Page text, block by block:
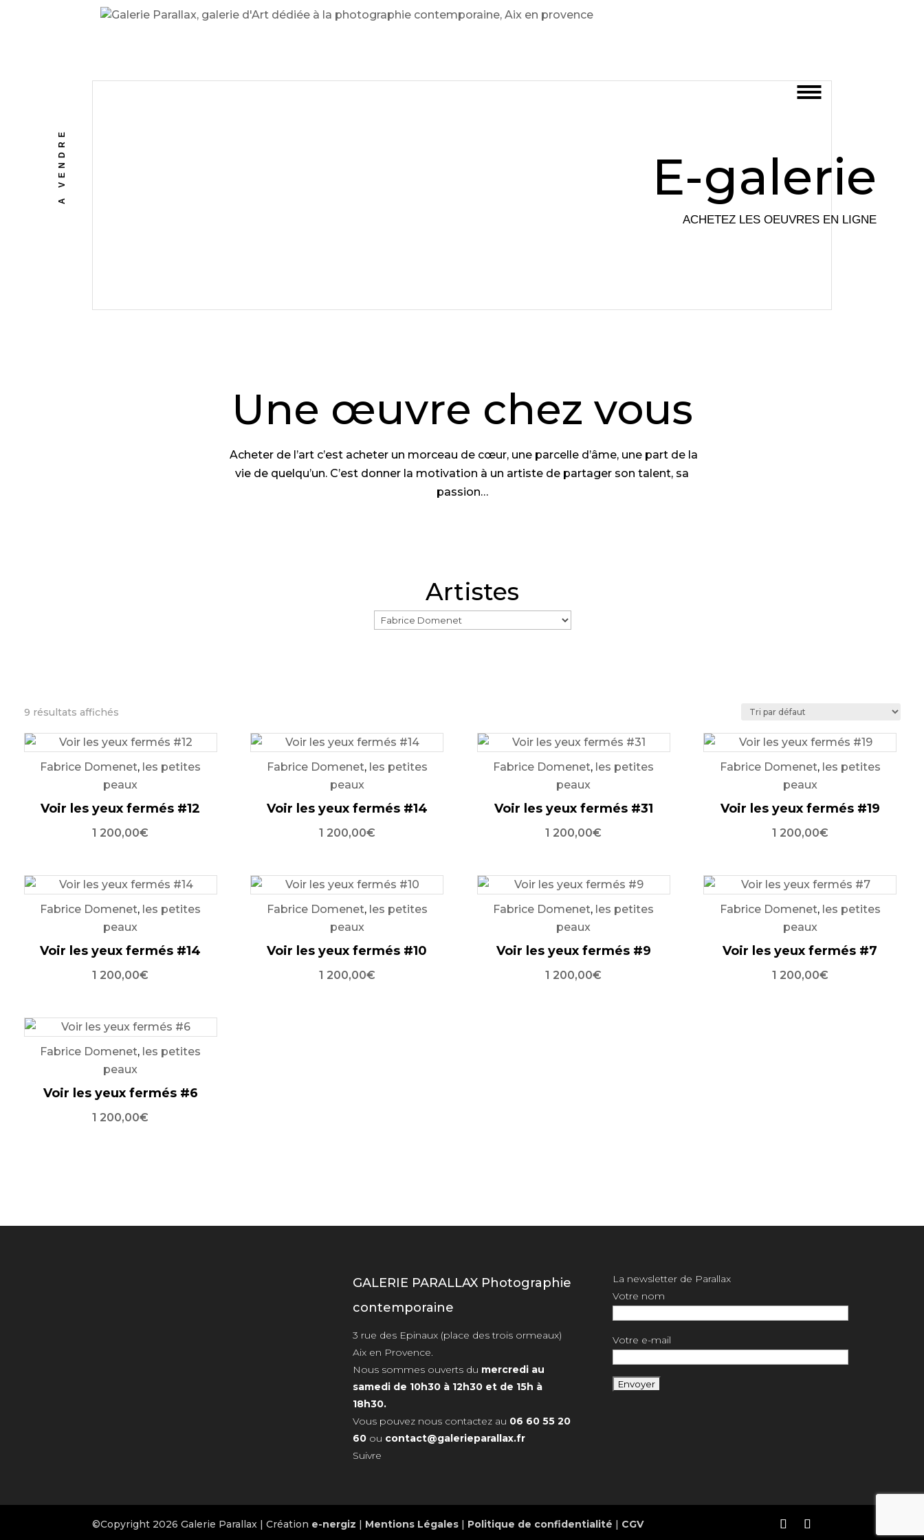
A VENDRE E-galerie
ACHETEZ LES OEUVRES EN LIGNE
Une œuvre chez vous
Acheter de l’art c’est acheter un morceau de cœur, une parcelle d’âme, une part de la
vie de quelqu’un. C’est donner la motivation à un artiste de partager son talent, sa
passion…
Artistes
9 résultats affichés
Fabrice Domenet, les petites
peaux
Voir les yeux fermés #12
1 200,00€
Fabrice Domenet, les petites
peaux
Voir les yeux fermés #14
1 200,00€
Fabrice Domenet, les petites
peaux
Voir les yeux fermés #31
1 200,00€
Fabrice Domenet, les petites
peaux
Voir les yeux fermés #19
1 200,00€
Fabrice Domenet, les petites
peaux
Voir les yeux fermés #14
1 200,00€
Fabrice Domenet, les petites
peaux
Voir les yeux fermés #10
1 200,00€
Fabrice Domenet, les petites
peaux
Voir les yeux fermés #9
1 200,00€
Fabrice Domenet, les petites
peaux
Voir les yeux fermés #7
1 200,00€
Fabrice Domenet, les petites
peaux
Voir les yeux fermés #6
1 200,00€
GALERIE PARALLAX Photographie
contemporaine
3 rue des Epinaux (place des trois ormeaux)
Aix en Provence.
Nous sommes ouverts du mercredi au
samedi de 10h30 à 12h30 et de 15h à
18h30.
Vous pouvez nous contactez au 06 60 55 20
60 ou contact@galerieparallax.fr
Suivre
La newsletter de Parallax
Votre nom
Votre e-mail
©Copyright 2026 Galerie Parallax | Création e-nergiz | Mentions Légales | Politique de confidentialité | CGV